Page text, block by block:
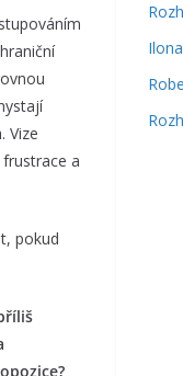
Vize
a
pokud